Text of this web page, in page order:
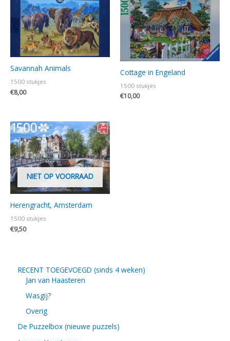
Savannah Animals
1500 stukjes
€8,00
Cottage in Engeland
1500 stukjes
€10,00
NIET OP VOORRAAD
Herengracht, Amsterdam
1500 stukjes
€9,50
RECENT TOEGEVOEGD (sinds 4 weken)
Jan van Haasteren
Wasgij?
Overig
De Puzzelbox (nieuwe puzzels)